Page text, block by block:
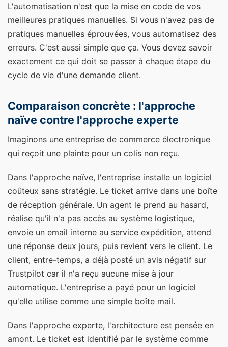
L'automatisation n'est que la mise en code de vos
meilleures pratiques manuelles. Si vous n'avez pas de
pratiques manuelles éprouvées, vous automatisez des
erreurs. C'est aussi simple que ça. Vous devez savoir
exactement ce qui doit se passer à chaque étape du
cycle de vie d'une demande client.
Comparaison concrète : l'approche
naïve contre l'approche experte
Imaginons une entreprise de commerce électronique
qui reçoit une plainte pour un colis non reçu.
Dans l'approche naïve, l'entreprise installe un logiciel
coûteux sans stratégie. Le ticket arrive dans une boîte
de réception générale. Un agent le prend au hasard,
réalise qu'il n'a pas accès au système logistique,
envoie un email interne au service expédition, attend
une réponse deux jours, puis revient vers le client. Le
client, entre-temps, a déjà posté un avis négatif sur
Trustpilot car il n'a reçu aucune mise à jour
automatique. L'entreprise a payé pour un logiciel
qu'elle utilise comme une simple boîte mail.
Dans l'approche experte, l'architecture est pensée en
amont. Le ticket est identifié par le système comme